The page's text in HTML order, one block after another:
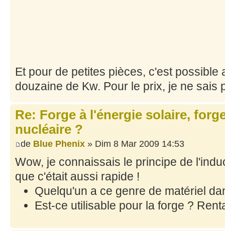
Et pour de petites pièces, c'est possible
douzaine de Kw. Pour le prix, je ne sais
Re: Forge à l'énergie solaire,
nucléaire ?
de Blue Phenix » Dim 8 Mar 2009 14:53
Wow, je connaissais le principe de
que c'était aussi rapide !
Quelqu'un a ce genre de matériel
Est-ce utilisable pour la forge ?